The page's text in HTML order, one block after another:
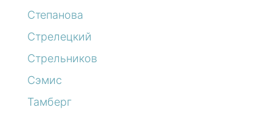
Степанова
Стрелецкий
Стрельников
Сэмис
Тамберг